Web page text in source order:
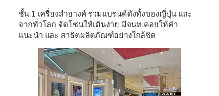
ชั้น 1 เครื่องสำอางค์ รวมแบรนด์ดังทั้งของญี่ปุ่น และ
จากทั่วโลก จัดโซนให้เดินง่าย มีจนท.คอยให้คำ
แนะนำ และ สาธิตผลิตภัณฑ์อย่างใกล้ชิด